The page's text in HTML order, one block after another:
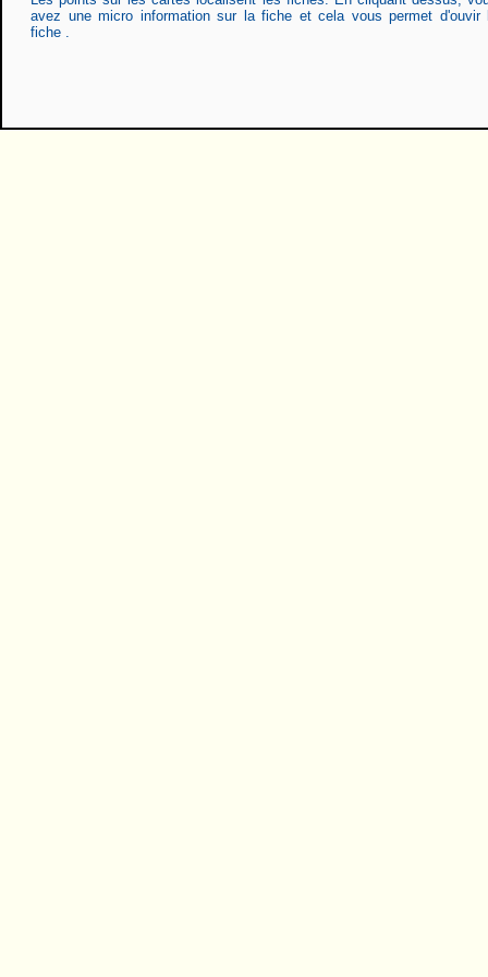
avez une micro information sur la fiche et cela vous permet d'ouvir
fiche .